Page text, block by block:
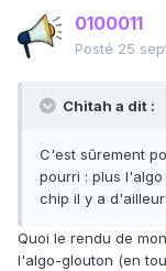
0100011
Posté 25
Chitah a dit :
C'est sûrement
pourri : plus
chip il y a
Quoi le rendu de
l'algo-glouton (en